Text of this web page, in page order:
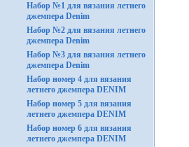
Набор №1 для вязания летнего
джемпера Denim
Набор №2 для вязания летнего
джемпера Denim
Набор №3 для вязания летнего
джемпера Denim
Набор номер 4 для вязания
летнего джемпера DENIM
Набор номер 5 для вязания
летнего джемпера DENIM
Набор номер 6 для вязания
летнего джемпера DENIM